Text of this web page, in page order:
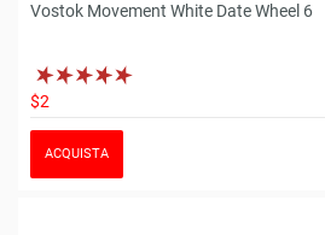
Vostok Movement White Date Wheel 6
$2
ACQUISTA